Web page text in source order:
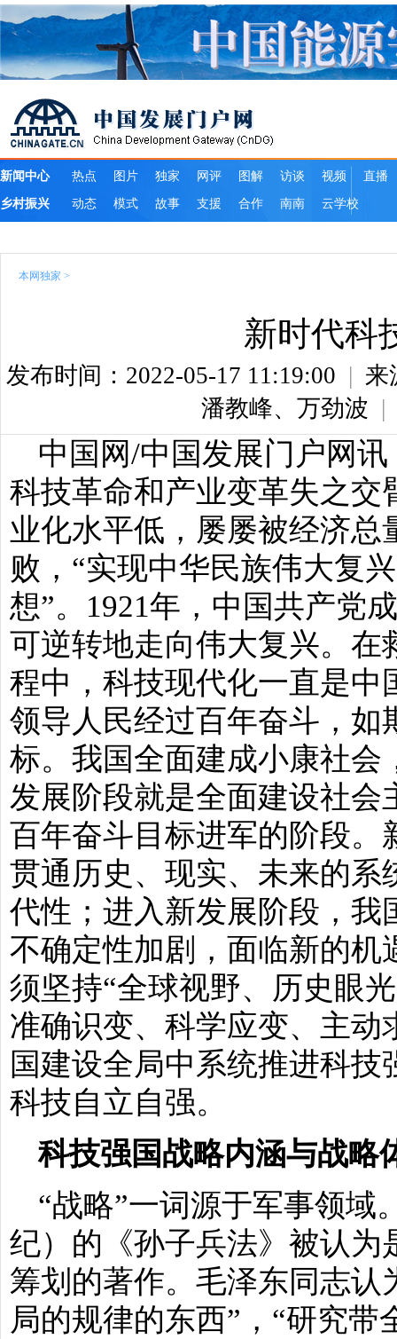
本网独家 >
新时代科
发布时间：2022-05-17 11:19:00 | 来
潘教峰、万劲波 |
中国网/中国发展门户网
科技革命和产业变革失之
业化水平低，屡屡被经济总
败，“实现中华民族伟大复
想”。1921年，中国共产党
可逆转地走向伟大复兴。
程中，科技现代化一直是
领导人民经过百年奋斗，如
标。我国全面建成小康社
发展阶段就是全面建设社
百年奋斗目标进军的阶段
贯通历史、现实、未来的
代性；进入新发展阶段，
不确定性加剧，面临新的
须坚持“全球视野、历史眼
准确识变、科学应变、主
国建设全局中系统推进科
科技自立自强。
科技强国战略内涵与战略
“战略”一词源于军事领域
纪）的《孙子兵法》被认
筹划的著作。毛泽东同志认
局的规律的东西”，“研究